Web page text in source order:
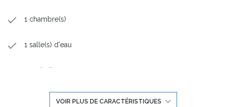
1 chambre(s)
1 salle(s) d'eau
construit en 2024
VOIR PLUS DE CARACTÉRISTIQUES